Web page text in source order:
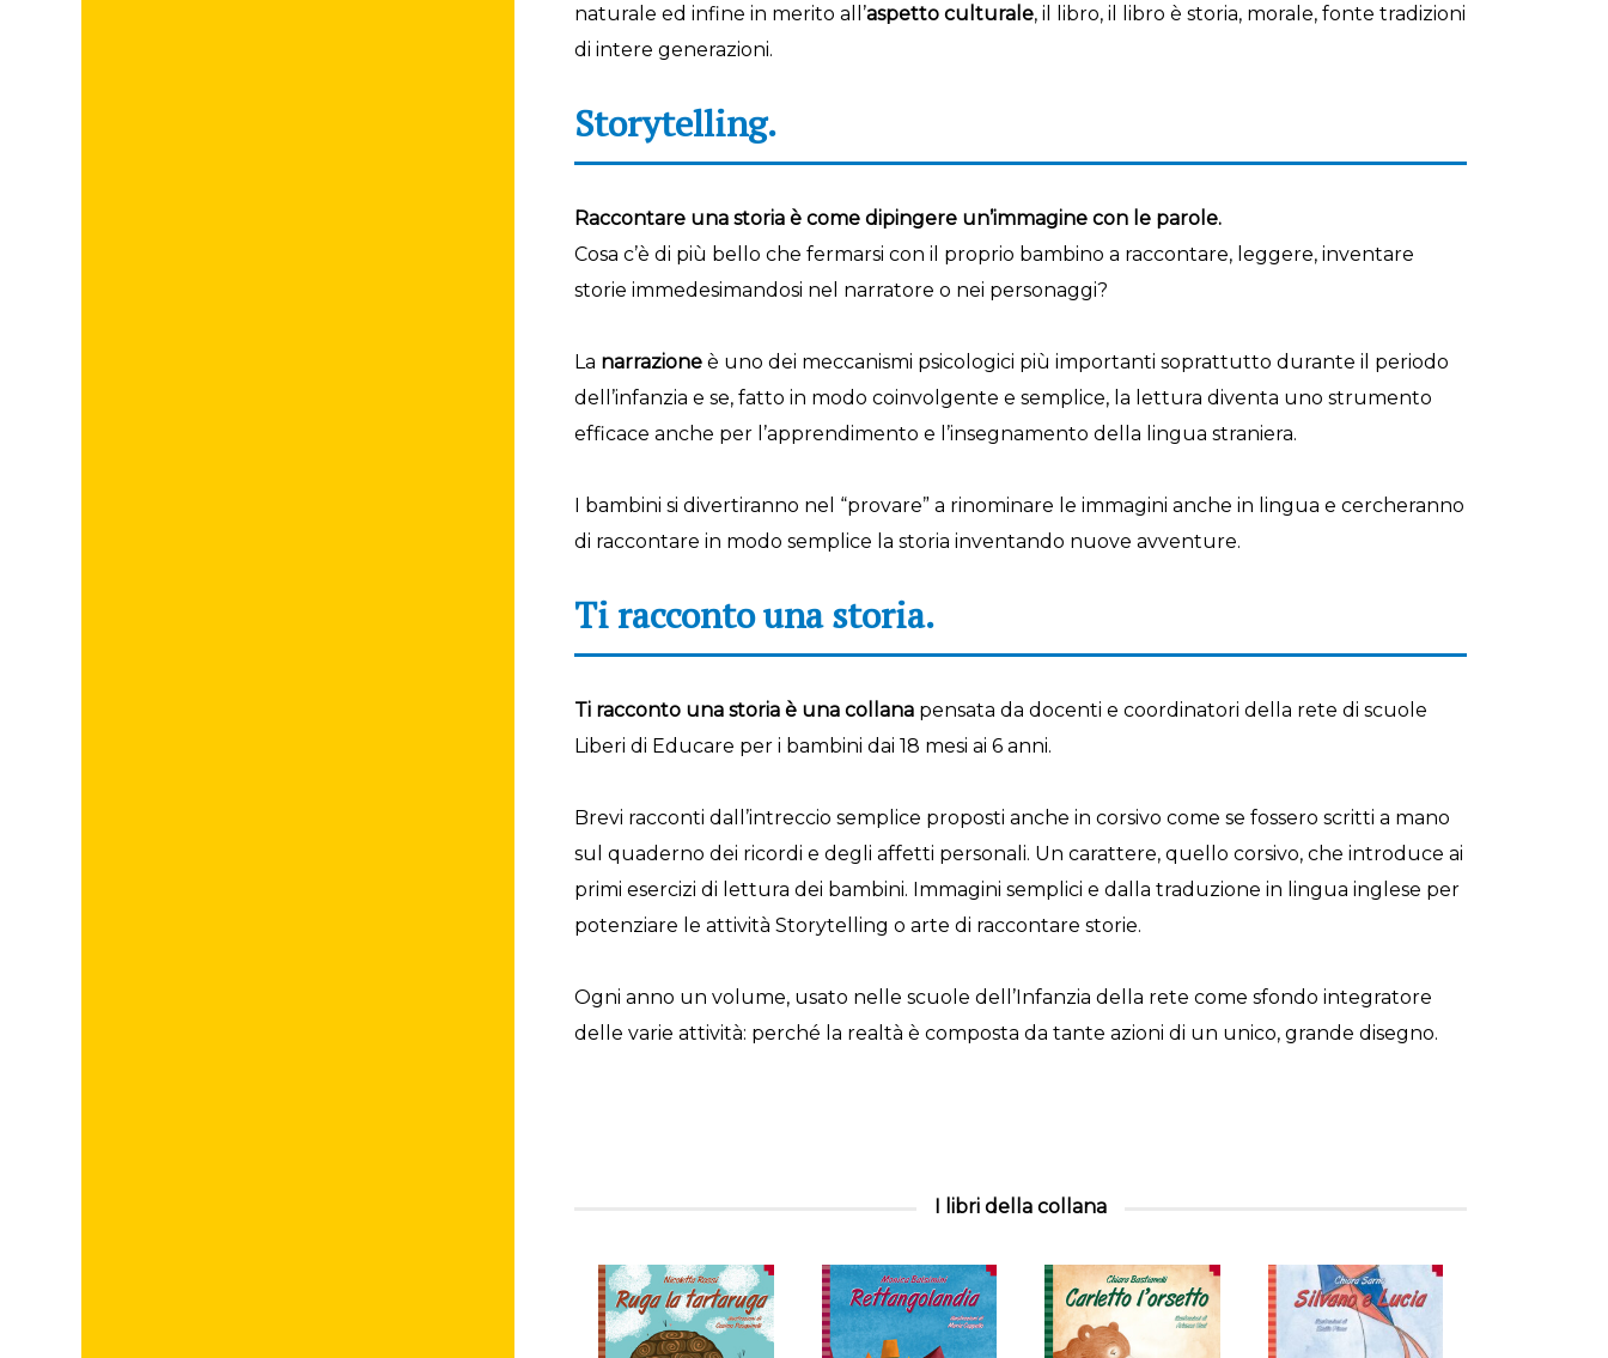
naturale ed infine in merito all’aspetto culturale, il libro, il libro è storia, morale, fonte tradizioni
di intere generazioni.
Storytelling.
Raccontare una storia è come dipingere un’immagine con le parole.
Cosa c’è di più bello che fermarsi con il proprio bambino a raccontare, leggere, inventare
storie immedesimandosi nel narratore o nei personaggi?
La narrazione è uno dei meccanismi psicologici più importanti soprattutto durante il periodo
dell’infanzia e se, fatto in modo coinvolgente e semplice, la lettura diventa uno strumento
efficace anche per l’apprendimento e l’insegnamento della lingua straniera.
I bambini si divertiranno nel “provare” a rinominare le immagini anche in lingua e cercheranno
di raccontare in modo semplice la storia inventando nuove avventure.
Ti racconto una storia.
Ti racconto una storia è una collana pensata da docenti e coordinatori della rete di scuole
Liberi di Educare per i bambini dai 18 mesi ai 6 anni.
Brevi racconti dall’intreccio semplice proposti anche in corsivo come se fossero scritti a mano
sul quaderno dei ricordi e degli affetti personali. Un carattere, quello corsivo, che introduce ai
primi esercizi di lettura dei bambini. Immagini semplici e dalla traduzione in lingua inglese per
potenziare le attività Storytelling o arte di raccontare storie.
Ogni anno un volume, usato nelle scuole dell’Infanzia della rete come sfondo integratore
delle varie attività: perché la realtà è composta da tante azioni di un unico, grande disegno.
I libri della collana